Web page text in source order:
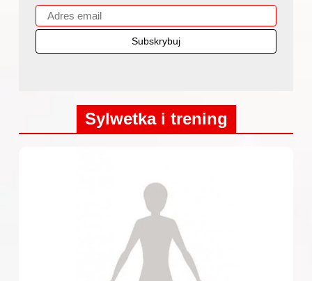
Sylwetka i trening